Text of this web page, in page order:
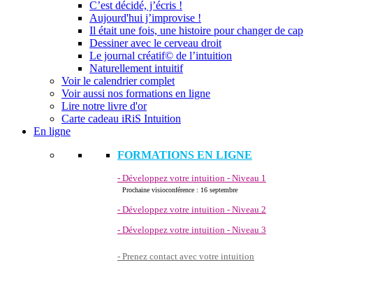
C’est décidé, j’écris !
Aujourd'hui j’improvise !
Il était une fois, une histoire pour changer de cap
Dessiner avec le cerveau droit
Le journal créatif© de l’intuition
Naturellement intuitif
Voir le calendrier complet
Voir aussi nos formations en ligne
Lire notre livre d'or
Carte cadeau iRiS Intuition
En ligne
FORMATIONS EN LIGNE
- Développez votre intuition - Niveau 1
Prochaine visioconférence : 16 septembre
- Développez votre intuition - Niveau 2
- Développez votre intuition - Niveau 3
- Prenez contact avec votre intuition